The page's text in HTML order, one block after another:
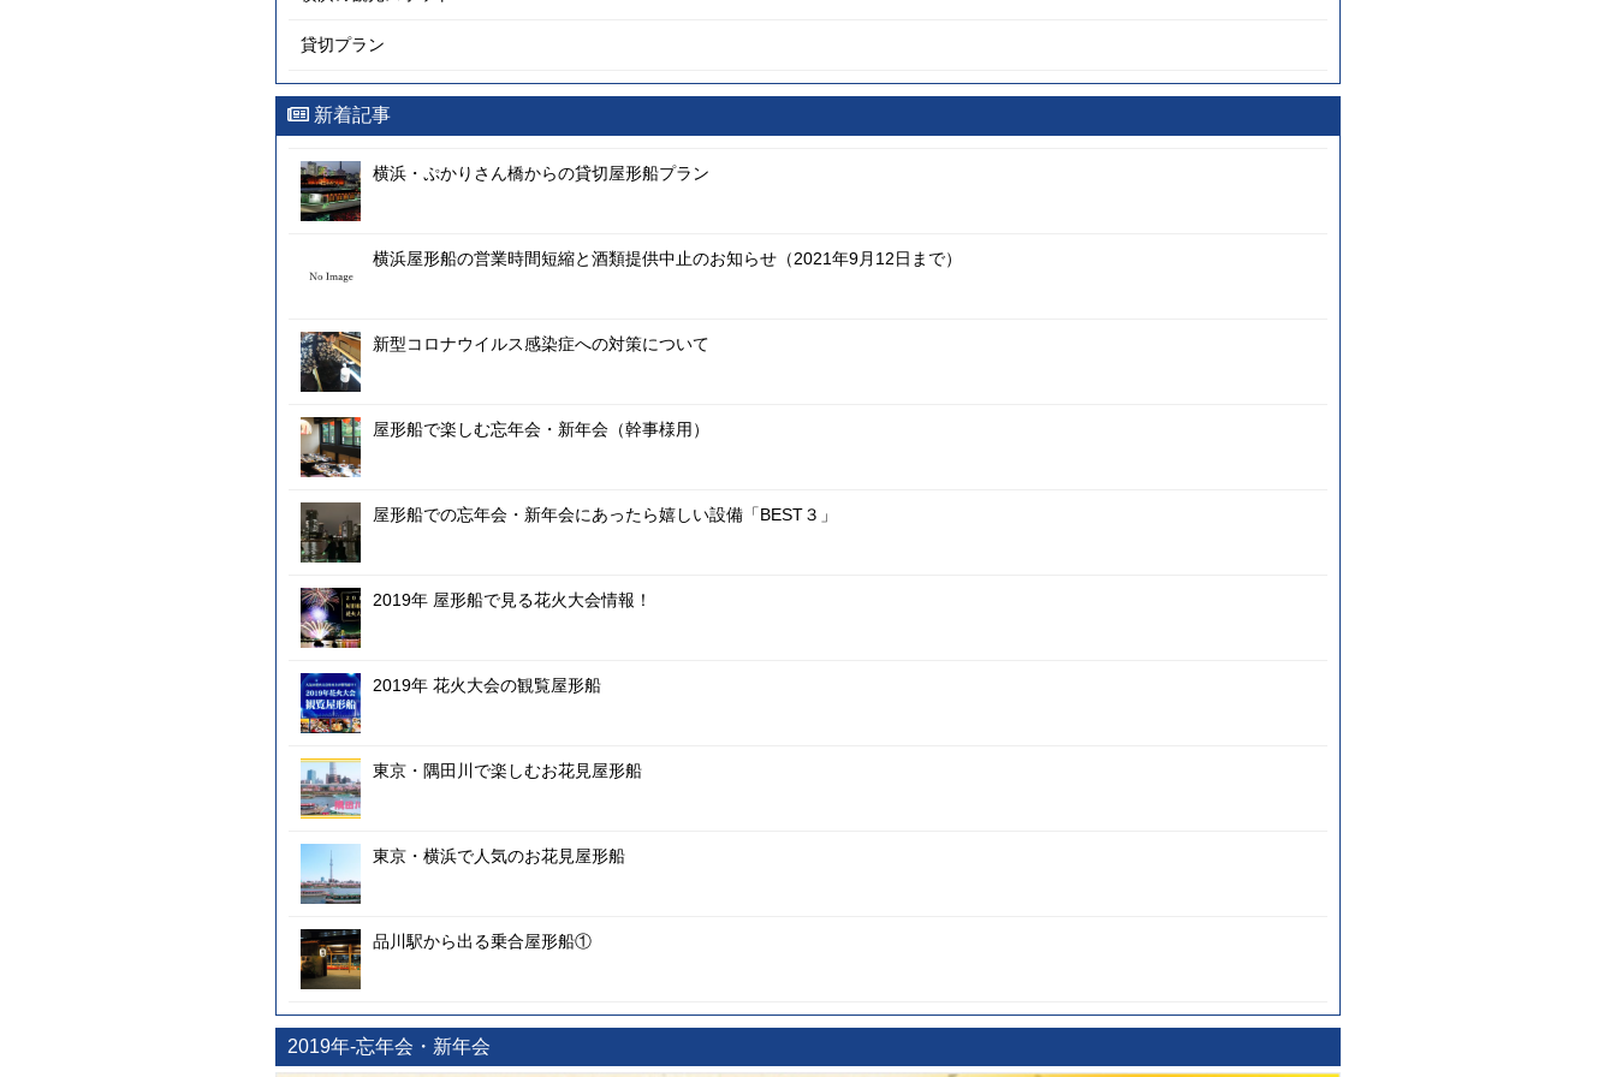
貸切プラン
新着記事
横浜・ぷかりさん橋からの貸切屋形船プラン
横浜屋形船の営業時間短縮と酒類提供中止のお知らせ（2021年9月12日まで）
新型コロナウイルス感染症への対策について
屋形船で楽しむ忘年会・新年会（幹事様用）
屋形船での忘年会・新年会にあったら嬉しい設備「BEST３」
2019年 屋形船で見る花火大会情報！
2019年 花火大会の観覧屋形船
東京・隅田川で楽しむお花見屋形船
東京・横浜で人気のお花見屋形船
品川駅から出る乗合屋形船①
2019年-忘年会・新年会